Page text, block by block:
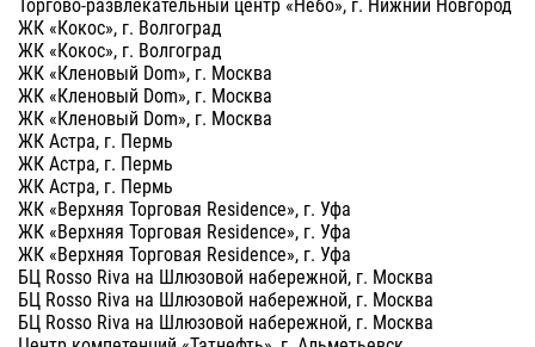
ЖК «Кокос», г. Волгоград
ЖК «Кокос», г. Волгоград
ЖК «Кленовый Dom», г. Москва
ЖК «Кленовый Dom», г. Москва
ЖК «Кленовый Dom», г. Москва
ЖК Астра, г. Пермь
ЖК Астра, г. Пермь
ЖК Астра, г. Пермь
ЖК «Верхняя Торговая Residence», г. Уфа
ЖК «Верхняя Торговая Residence», г. Уфа
ЖК «Верхняя Торговая Residence», г. Уфа
БЦ Rosso Riva на Шлюзовой набережной, г. Москва
БЦ Rosso Riva на Шлюзовой набережной, г. Москва
БЦ Rosso Riva на Шлюзовой набережной, г. Москва